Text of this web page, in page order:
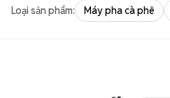
Loại sản phẩm: Máy pha cà phê